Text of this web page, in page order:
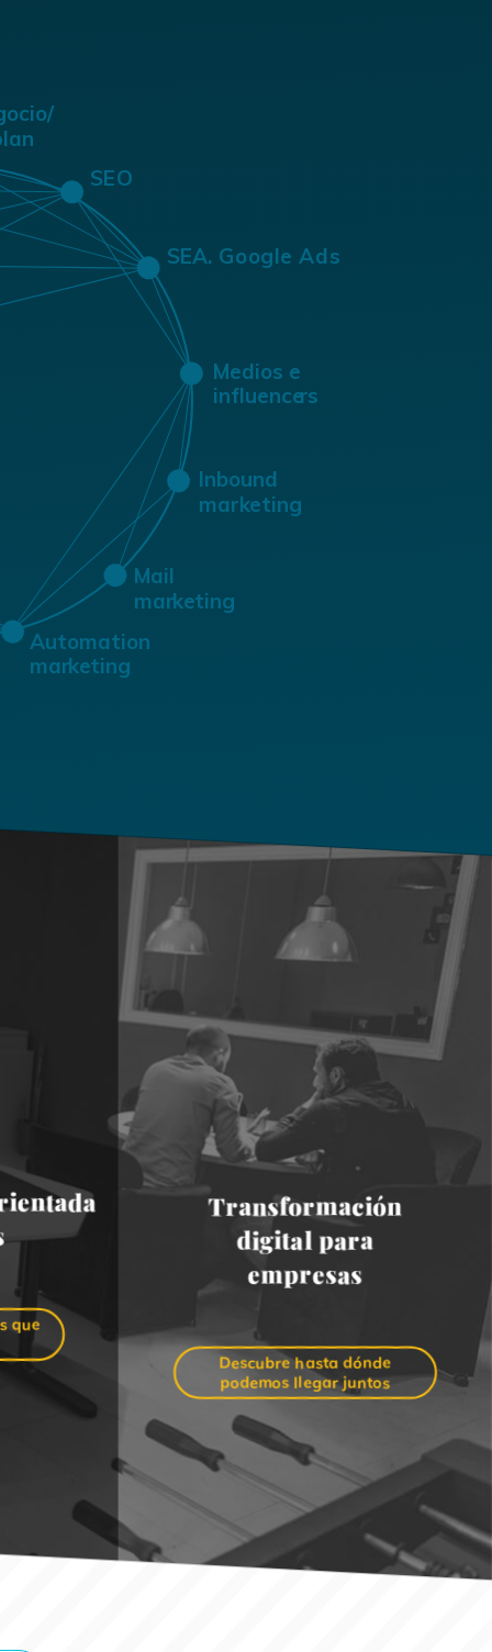
Automation
marketing
Mail
marketing
SEO
SEA. Google Ads
Medios e
influencers
Inbound
marketing
que
Transformación
digital para
empresas
Descubre hasta dónde
podemos llegar juntos